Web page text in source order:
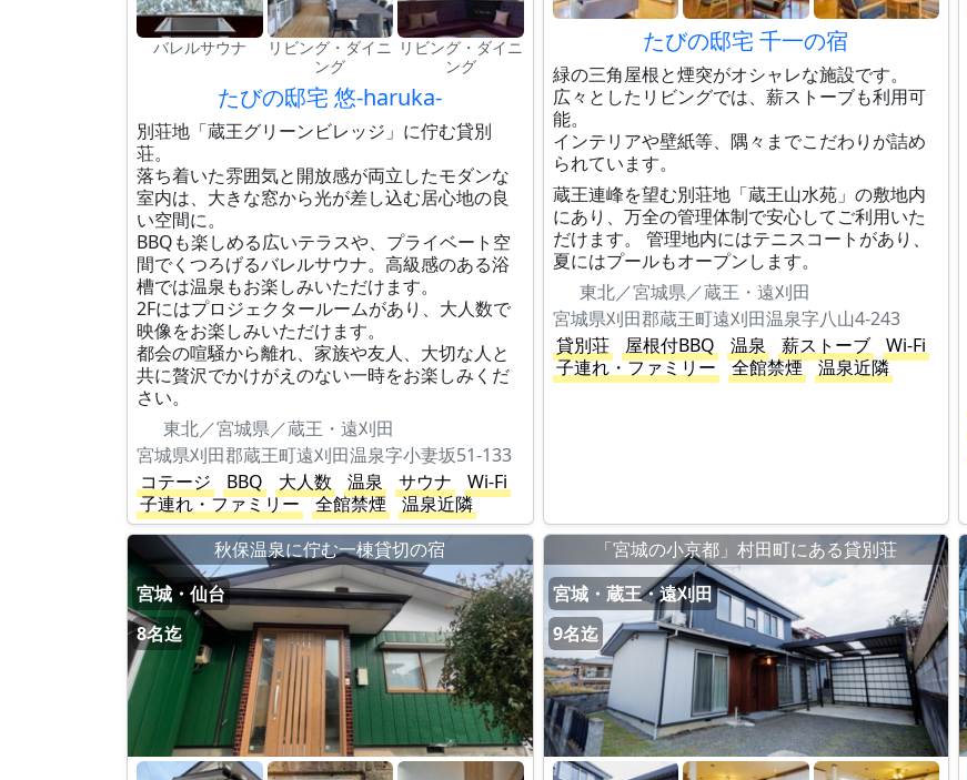
バレルサウナ
リビング・ダイニ
ング
リビング・ダイニ
ング
たびの邸宅 悠-haruka-
別荘地「蔵王グリーンビレッジ」に佇む貸別
荘。
落ち着いた雰囲気と開放感が両立したモダンな
室内は、大きな窓から光が差し込む居心地の良
い空間に。
BBQも楽しめる広いテラスや、プライベート空
間でくつろげるバレルサウナ。高級感のある浴
槽では温泉もお楽しみいただけます。
2Fにはプロジェクタールームがあり、大人数で
映像をお楽しみいただけます。
都会の喧騒から離れ、家族や友人、大切な人と
共に贅沢でかけがえのない一時をお楽しみくだ
さい。
東北／宮城県／蔵王・遠刈田
宮城県刈田郡蔵王町遠刈田温泉字小妻坂51-133
コテージ
BBQ 大人数 温泉 サウナ
Wi-Fi
子連れ・ファミリー
全館禁煙 温泉近隣
たびの邸宅 千一の宿
緑の三角屋根と煙突がオシャレな施設です。
広々としたリビングでは、薪ストーブも利用可
能。
インテリアや壁紙等、隅々までこだわりが詰め
られています。
蔵王連峰を望む別荘地「蔵王山水苑」の敷地内
にあり、万全の管理体制で安心してご利用いた
だけます。 管理地内にはテニスコートがあり、
夏にはプールもオープンします。
東北／宮城県／蔵王・遠刈田
宮城県刈田郡蔵王町遠刈田温泉字八山4-243
貸別荘
屋根付BBQ 温泉 薪ストーブ
Wi-Fi
子連れ・ファミリー
全館禁煙 温泉近隣
秋保温泉に佇む一棟貸切の宿
宮城・仙台
8名迄
「宮城の小京都」村田町にある貸別荘
宮城・蔵王・遠刈田
9名迄